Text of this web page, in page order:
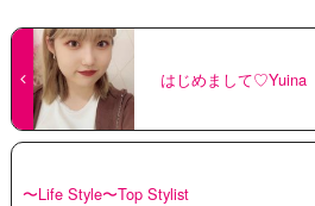
はじめまして♡Yuina
〜Life Style〜Top Stylist